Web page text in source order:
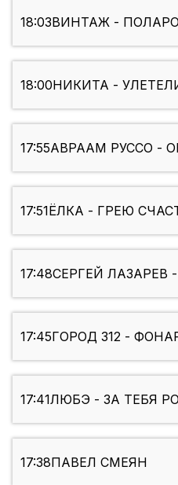
18:03ВИНТАЖ -
18:00НИКИТА -
17:55АВРААМ РУССО -
17:51ЁЛКА - ГРЕЮ
17:48СЕРГЕЙ ЛАЗАРЕВ
17:45ГОРОД 312 -
17:41ЛЮБЭ - ЗА ТЕБЯ
17:38ПАВЕЛ СМЕЯН